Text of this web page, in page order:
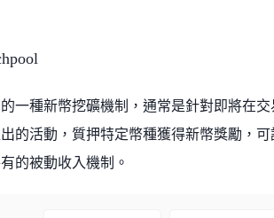
一種新幣挖礦機制，通常是針對即將在交
出的活動，質押特定幣種獲得新幣獎勵，可
的被動收入機制。